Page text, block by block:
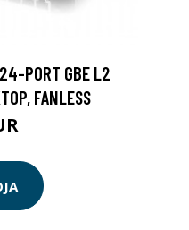
PORT GBE L2
FANLESS